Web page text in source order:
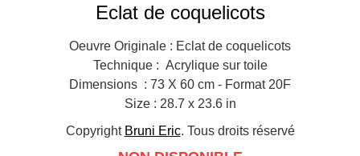
Eclat de coquelicots
Oeuvre Originale : Eclat de coquelicots
Technique : Acrylique sur toile
Dimensions : 73 X 60 cm - Format 20F
Size : 28.7 x 23.6 in
Copyright Bruni Eric. Tous droits réservé